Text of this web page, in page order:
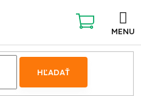
HĽADAŤ
NÁKUPNÝ
KOŠÍK